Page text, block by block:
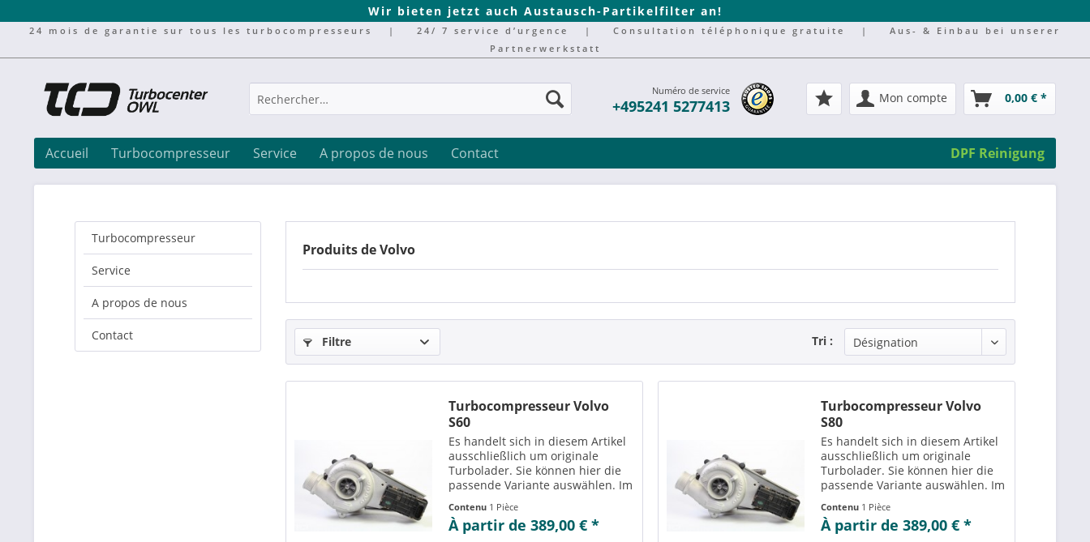
Wir bieten jetzt auch Austausch-Partikelfilter an!
24 mois de garantie sur tous les turbocompresseurs | 24/ 7 service d’urgence | Consultation téléphonique gratuite |
Aus- & Einbau bei unserer
Partnerwerkstatt
Numéro de service
+495241 5277413 Mon compte 0,00 € *
Accueil Turbocompresseur Service A propos de nous Contact DPF Reinigung
Turbocompresseur
Service
A propos de nous
Contact
Produits de Volvo
Filtre Tri :
Turbocompresseur Volvo
S60
Es handelt sich in diesem Artikel
ausschließlich um originale
Turbolader. Sie können hier die
passende Variante auswählen. Im
Reiter „Vergleichs-/
Teilenummern“ können Sie die zu
der ausgewählten Variante
Contenu 1 Pièce
À partir de 389,00 € *
Turbocompresseur Volvo
S80
Es handelt sich in diesem Artikel
ausschließlich um originale
Turbolader. Sie können hier die
passende Variante auswählen. Im
Reiter „Vergleichs-/
Teilenummern“ können Sie die zu
der ausgewählten Variante
Contenu 1 Pièce
À partir de 389,00 € *